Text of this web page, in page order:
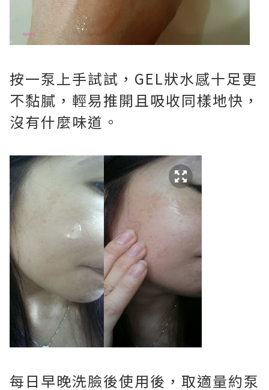
按一泵上手試試，GEL狀水感十足更
不黏膩，輕易推開且吸收同樣地快，
沒有什麼味道。
每日早晚洗臉後使用後， 取適量約泵